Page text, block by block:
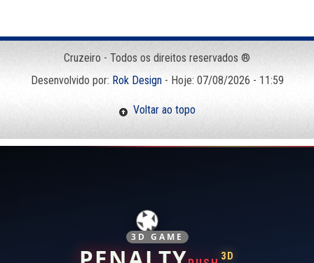
Cruzeiro - Todos os direitos reservados ®
Desenvolvido por: Rok Design- Hoje: 07/08/2026 - 11:59
Voltar ao topo
3D GAME
3D